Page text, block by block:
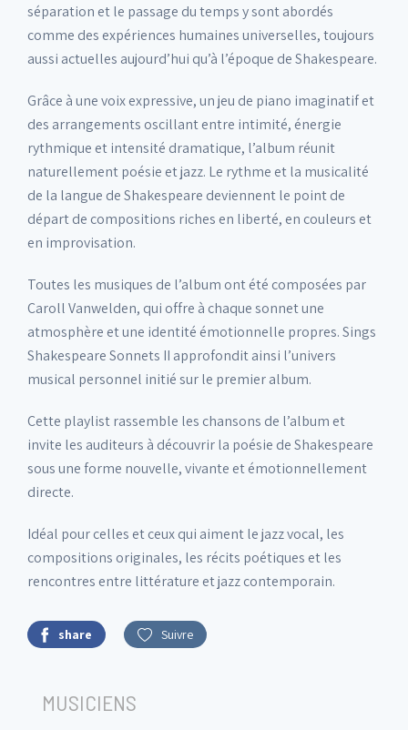
séparation et le passage du temps y sont abordés
comme des expériences humaines universelles, toujours
aussi actuelles aujourd’hui qu’à l’époque de Shakespeare.
Grâce à une voix expressive, un jeu de piano imaginatif et
des arrangements oscillant entre intimité, énergie
rythmique et intensité dramatique, l’album réunit
naturellement poésie et jazz. Le rythme et la musicalité
de la langue de Shakespeare deviennent le point de
départ de compositions riches en liberté, en couleurs et
en improvisation.
Toutes les musiques de l’album ont été composées par
Caroll Vanwelden, qui offre à chaque sonnet une
atmosphère et une identité émotionnelle propres. Sings
Shakespeare Sonnets II approfondit ainsi l’univers
musical personnel initié sur le premier album.
Cette playlist rassemble les chansons de l’album et
invite les auditeurs à découvrir la poésie de Shakespeare
sous une forme nouvelle, vivante et émotionnellement
directe.
Idéal pour celles et ceux qui aiment le jazz vocal, les
compositions originales, les récits poétiques et les
rencontres entre littérature et jazz contemporain.
share Suivre
MUSICIENS